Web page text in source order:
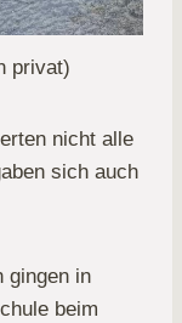
privat)
nicht alle
sich auch
gingen in
beim